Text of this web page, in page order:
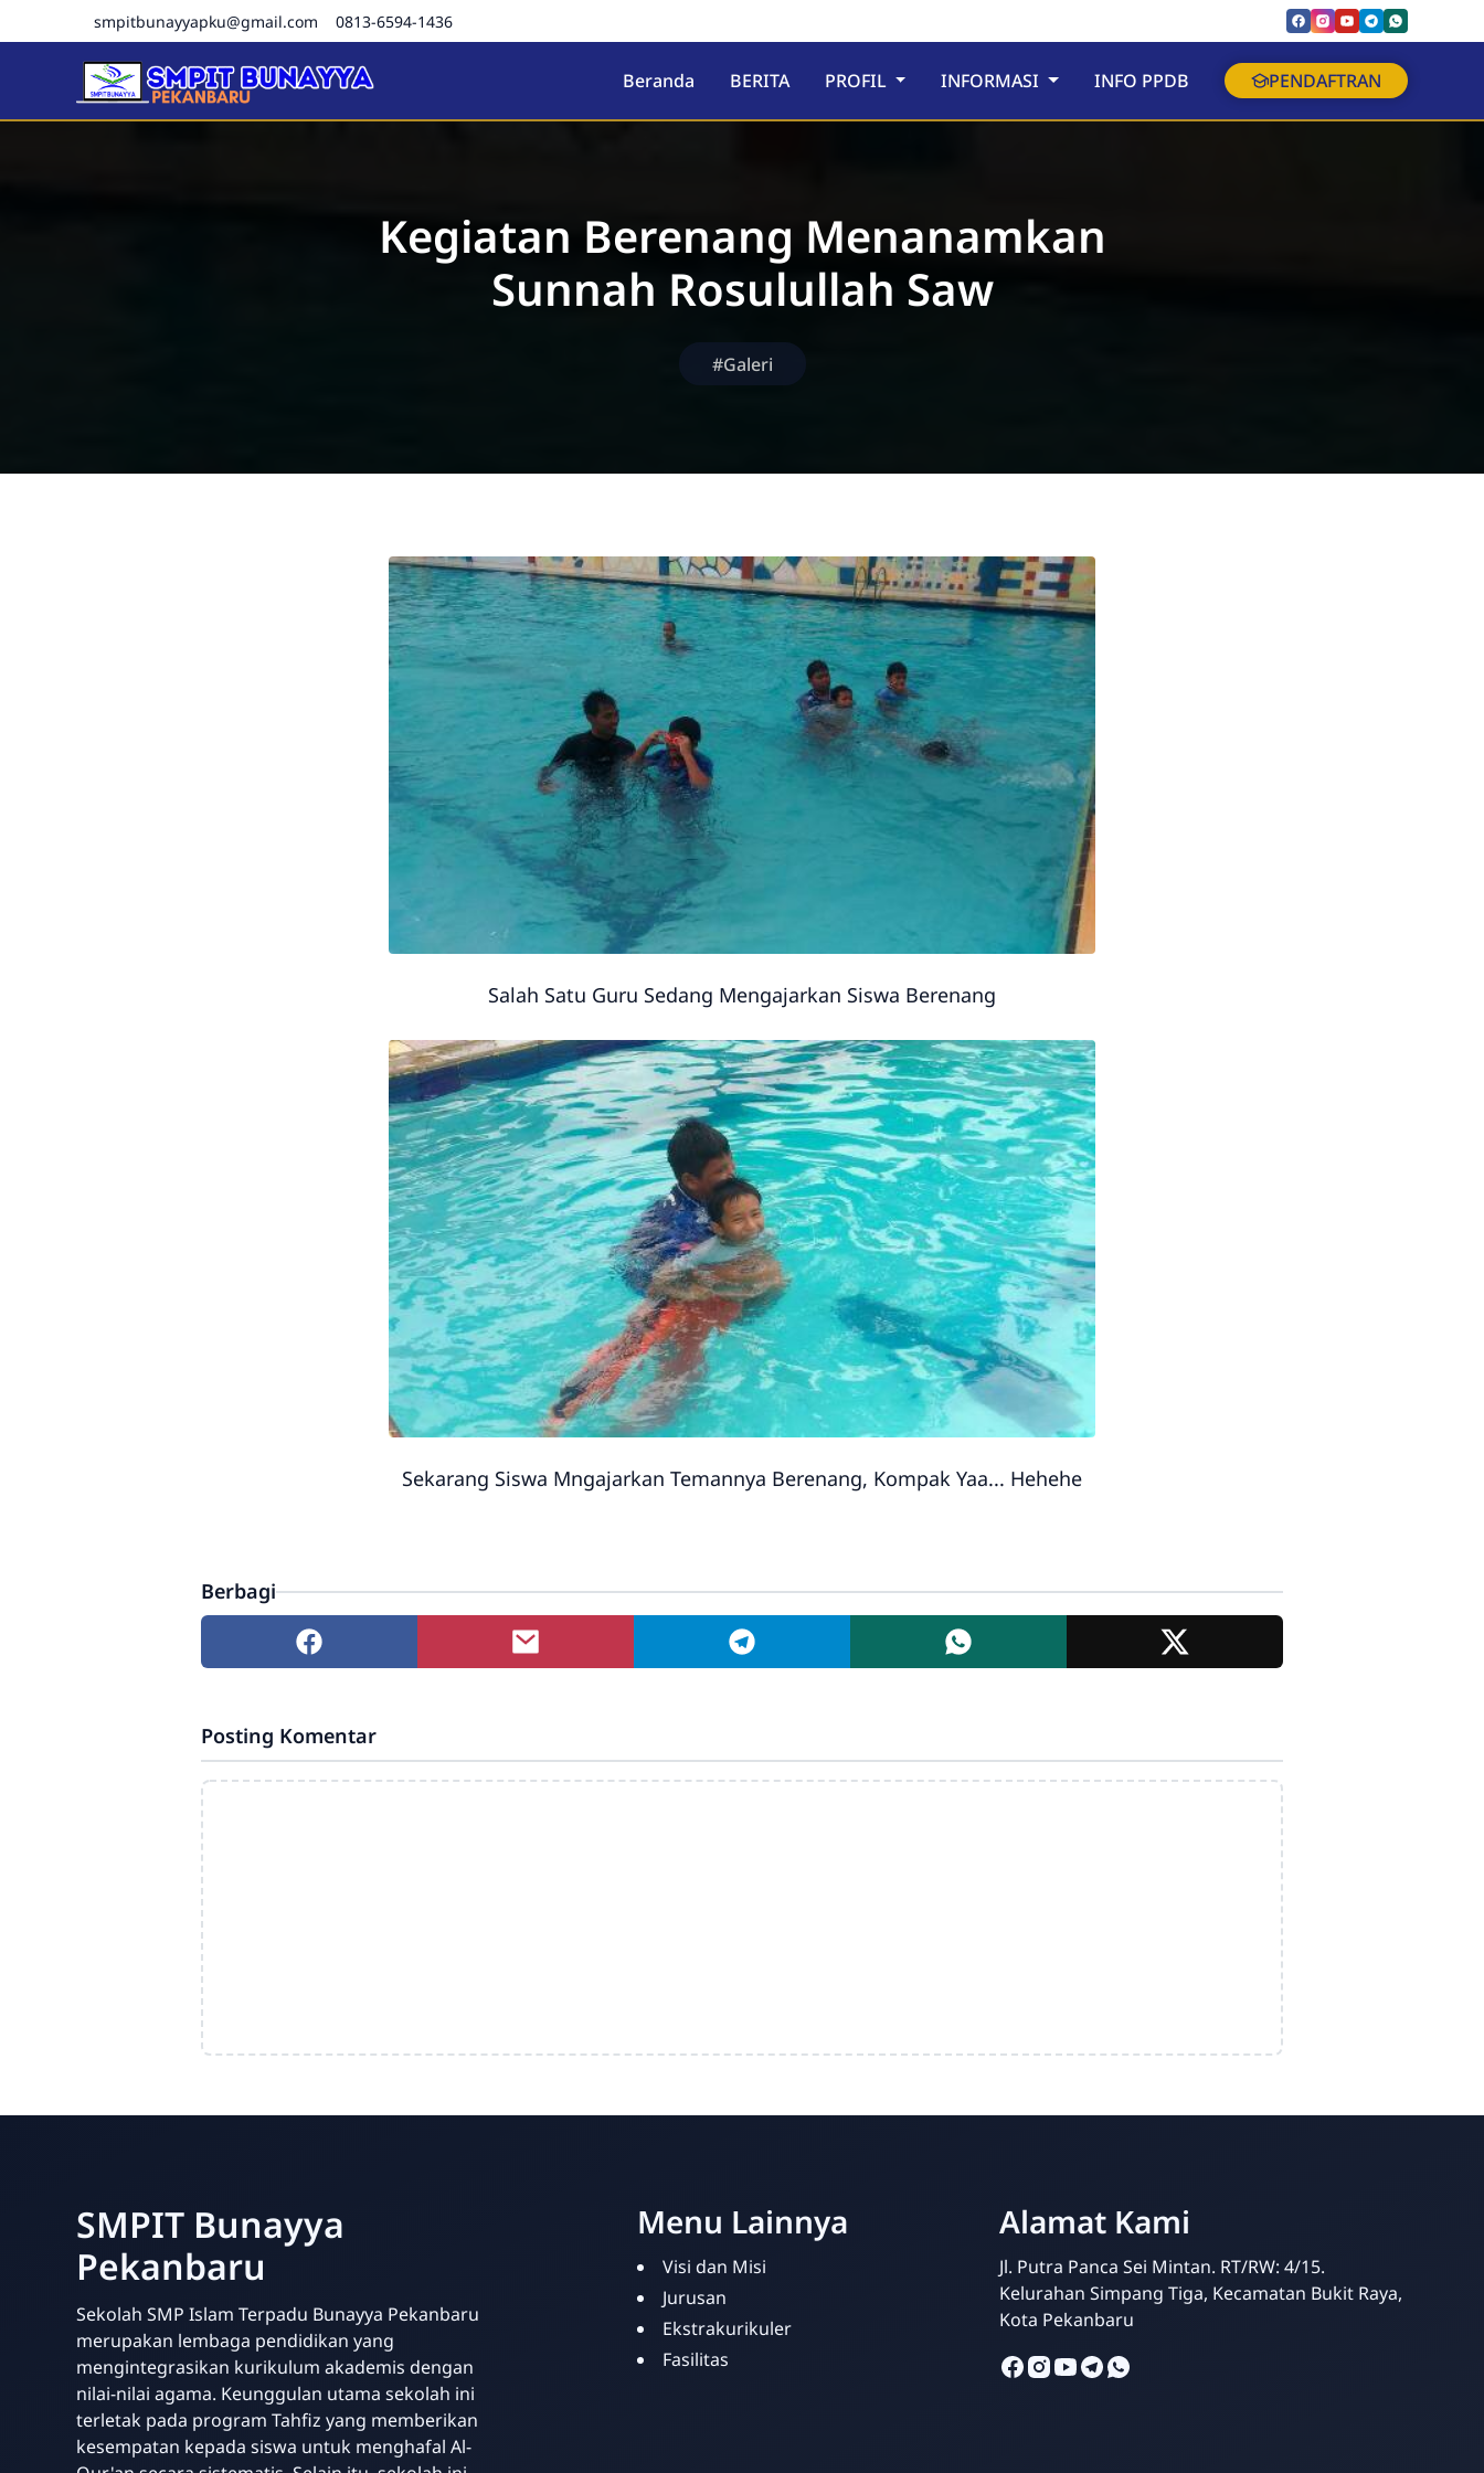
smpitbunayyapku@gmail.com 0813-6594-1436
SMPIT Bunayya Pekanbaru Beranda BERITA PROFIL INFORMASI INFO PPDB PENDAFTRAN
Kegiatan Berenang Menanamkan
Sunnah Rosulullah Saw
#Galeri
Salah Satu Guru Sedang Mengajarkan Siswa Berenang
Sekarang Siswa Mngajarkan Temannya Berenang, Kompak Yaa... Hehehe
Berbagi
Posting Komentar
SMPIT Bunayya
Pekanbaru
Sekolah SMP Islam Terpadu Bunayya Pekanbaru
merupakan lembaga pendidikan yang
mengintegrasikan kurikulum akademis dengan
nilai-nilai agama. Keunggulan utama sekolah ini
terletak pada program Tahfiz yang memberikan
kesempatan kepada siswa untuk menghafal Al-
Menu Lainnya
Visi dan Misi
Jurusan
Ekstrakurikuler
Fasilitas
Alamat Kami
Jl. Putra Panca Sei Mintan. RT/RW: 4/15.
Kelurahan Simpang Tiga, Kecamatan Bukit Raya,
Kota Pekanbaru